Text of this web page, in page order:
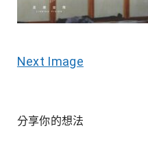
Next Image
分享你的想法